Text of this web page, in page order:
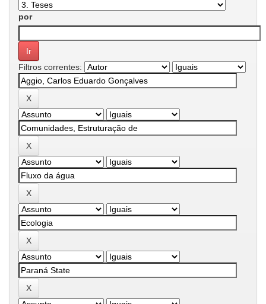
por
Filtros correntes: